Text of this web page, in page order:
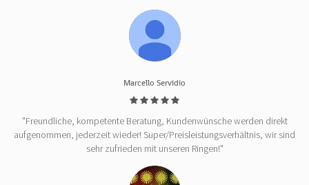
Marcello Servidio
"Freundliche, kompetente Beratung, Kundenwünsche werden direkt
aufgenommen, jederzeit wieder! Super/Preisleistungsverhältnis, wir sind
sehr zufrieden mit unseren Ringen!"